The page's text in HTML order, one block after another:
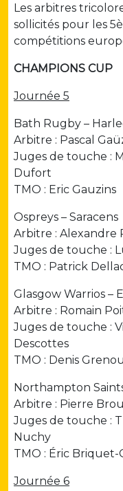
Les arbitres
sollicités pour les
compétitions
CHAMPIONS CUP
Journée 5
Bath Rugby –
Arbitre : Pascal
Juges de touche :
Dufort
TMO : Eric Gauzins
Ospreys – Saracens
Arbitre : Alexandre
Juges de touche :
TMO : Patrick
Glasgow Warrios –
Arbitre : Romain
Juges de touche :
Descottes
TMO : Denis
Northampton
Arbitre : Pierre
Juges de touche :
Nuchy
TMO : Éric Briquet-
Journée 6